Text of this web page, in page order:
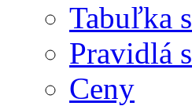
Tabuľka
Pravidlá
Ceny